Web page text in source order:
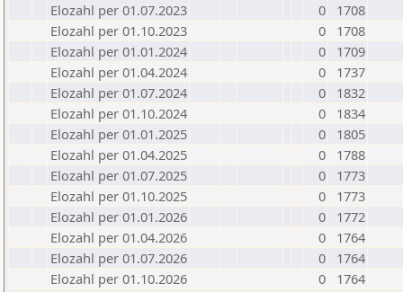
Elozahl per 01.07.2023
0
1708
Elozahl per 01.10.2023
0
1708
Elozahl per 01.01.2024
0
1709
Elozahl per 01.04.2024
0
1737
Elozahl per 01.07.2024
0
1832
Elozahl per 01.10.2024
0
1834
Elozahl per 01.01.2025
0
1805
Elozahl per 01.04.2025
0
1788
Elozahl per 01.07.2025
0
1773
Elozahl per 01.10.2025
0
1773
Elozahl per 01.01.2026
0
1772
Elozahl per 01.04.2026
0
1764
Elozahl per 01.07.2026
0
1764
Elozahl per 01.10.2026
0 1764